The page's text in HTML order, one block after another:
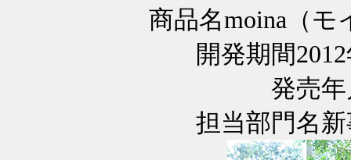
商品名moina（モ
開発期間
発売
担当部門名